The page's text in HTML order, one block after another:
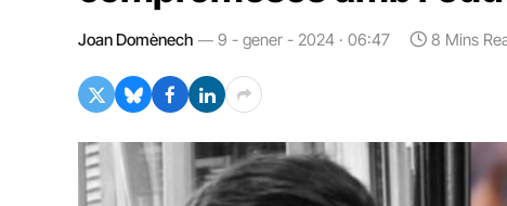
Joan Domènech 9 - gener - 2024 · 06:47 8 Mins